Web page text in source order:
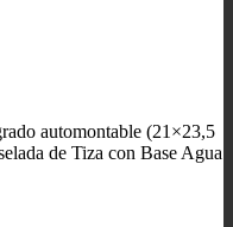
automontable (21×23,5
de Tiza con Base Agua